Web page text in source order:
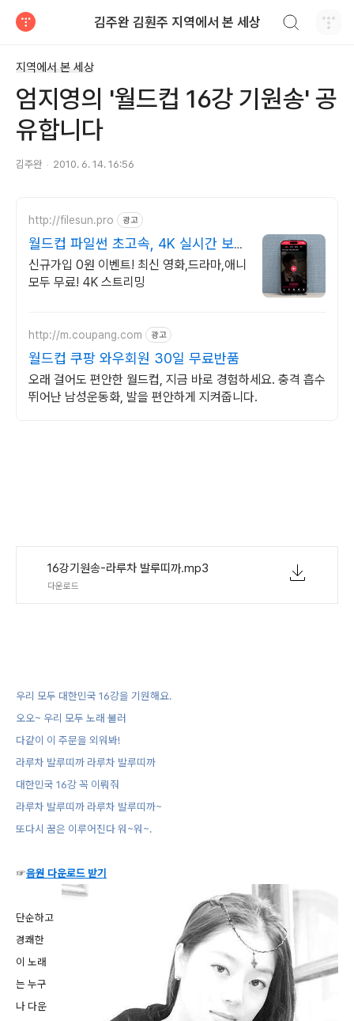
김주완 김훤주 지역에서 본 세상
지역에서 본 세상
엄지영의 '월드컵 16강 기원송' 공
유합니다
김주완 2010. 6. 14. 16:56
http://filesun.pro 광고
월드컵 파일썬 초고속, 4K 실시간 보
기!
신규가입 0원 이벤트! 최신 영화,드라마,애니
모두 무료! 4K 스트리밍
http://m.coupang.com 광고
월드컵 쿠팡 와우회원 30일 무료반품
오래 걸어도 편안한 월드컵, 지금 바로 경험하세요. 충격 흡수
뛰어난 남성운동화, 발을 편안하게 지켜줍니다.
16강기원송-라루차 발루띠까.mp3
다운로드
우리 모두 대한민국 16강을 기원해요.
오오~ 우리 모두 노래 불러
다같이 이 주문을 외워봐!
라루차 발루띠까 라루차 발루띠까
대한민국 16강 꼭 이뤄줘
라루차 발루띠까 라루차 발루띠까~
또다시 꿈은 이루어진다 워~워~.
☞음원 다운로드 받기
단순하고
경쾌한
이 노래
는 누구
나 다운